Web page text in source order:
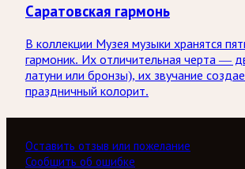
Саратовская гармонь
В коллекции Музея музыки хранятся
гармоник. Их отличительная черта —
латуни или бронзы), их звучание
праздничный колорит.
Оставить отзыв или пожелание
Сообщить об ошибке